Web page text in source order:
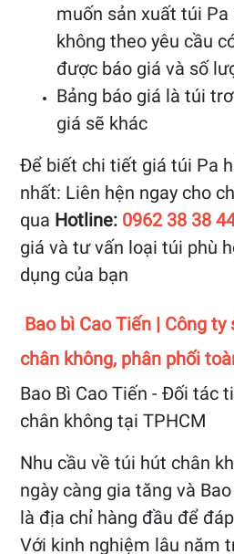
muốn sản xuất túi Pa
không theo yêu cầu
được báo giá và số
Bảng báo giá là túi
giá sẽ khác
Để biết chi tiết giá túi Pa
nhất: Liên hện ngay cho
qua Hotline: 0962 38 38
giá và tư vấn loại túi phù
dụng của bạn
Bao bì Cao Tiến | Công
chân không, phân phối
Bao Bì Cao Tiến - Đối tác
chân không tại TPHCM
Nhu cầu về túi hút chân
ngày càng gia tăng và
là địa chỉ hàng đầu để
Với kinh nghiệm lâu năm